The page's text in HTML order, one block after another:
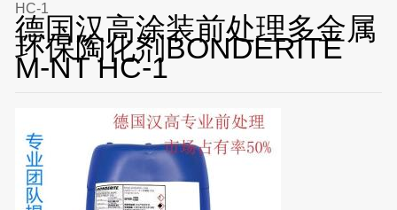
HC-1
德国汉高涂装前处理多金属
环保陶化剂BONDERITE
M-NT HC-1